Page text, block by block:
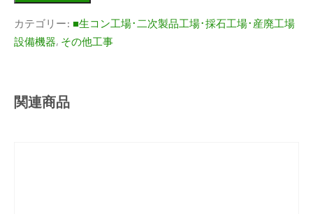
カテゴリー: ■生コン工場･二次製品工場･採石工場･産廃工場
設備機器, その他工事
関連商品